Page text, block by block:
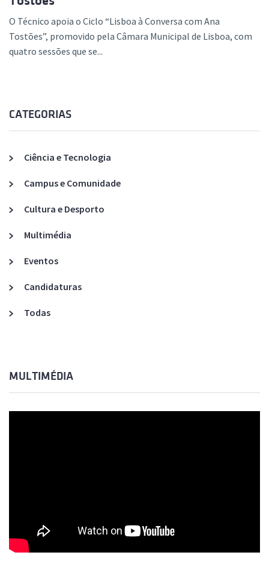
O Técnico apoia o Ciclo “Lisboa à Conversa com Ana
Tostões”, promovido pela Câmara Municipal de Lisboa, com
quatro sessões que se...
CATEGORIAS
Ciência e Tecnologia
Campus e Comunidade
Cultura e Desporto
Multimédia
Eventos
Candidaturas
Todas
MULTIMÉDIA